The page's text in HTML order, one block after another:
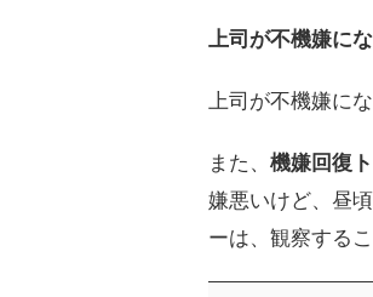
上司が不機嫌に
上司が不機嫌に
また、 機嫌回復
嫌悪いけど、昼
ーは、観察する